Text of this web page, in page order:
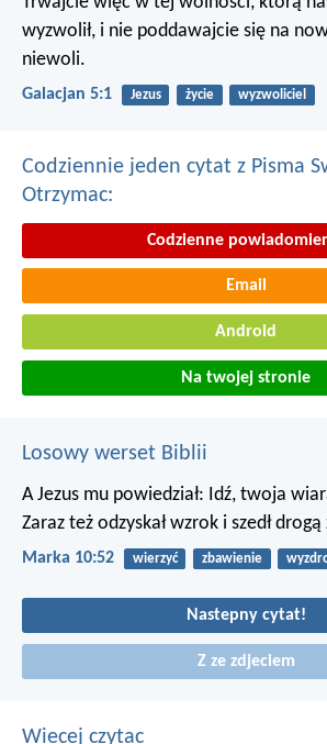
wyzwolił, i nie poddawajcie się na
niewoli.
Galacjan 5:1 Jezus życie wyzwoliciel
Codziennie jeden cytat z Pisma
Otrzymac:
Codzienne
Email
Android
Na twojej stronie
Losowy werset Biblii
A Jezus mu powiedział: Idź, twoja
Zaraz też odzyskał wzrok i szedł drogą
Marka 10:52 wierzyć zbawienie
Nastepny cytat!
Z ze zdjeciem
Wiecej czytac